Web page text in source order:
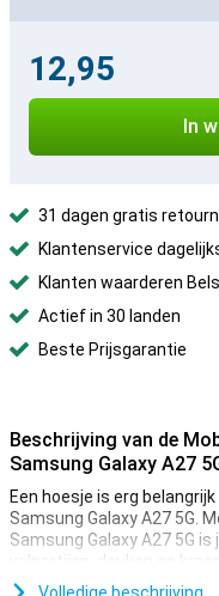
12,95
In
31 dagen gratis
Klantenservice
Klanten waarderen
Actief in 30 landen
Beste Prijsgarantie
Beschrijving van de
Samsung Galaxy A27
Een hoesje is erg
Samsung Galaxy A27 5G.
Samsung Galaxy A27 5G
valpartijen, deuken en